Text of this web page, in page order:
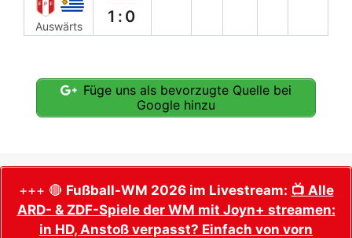
Auswärts
1:0
Füge uns als bevorzugte Quelle bei
Google hinzu
+++ 🔴 Fußball-WM 2026 im Livestream: 📺 Alle
ARD- & ZDF-Spiele der WM mit Joyn+ streamen:
in HD, Anstoß verpasst? Einfach von vorn